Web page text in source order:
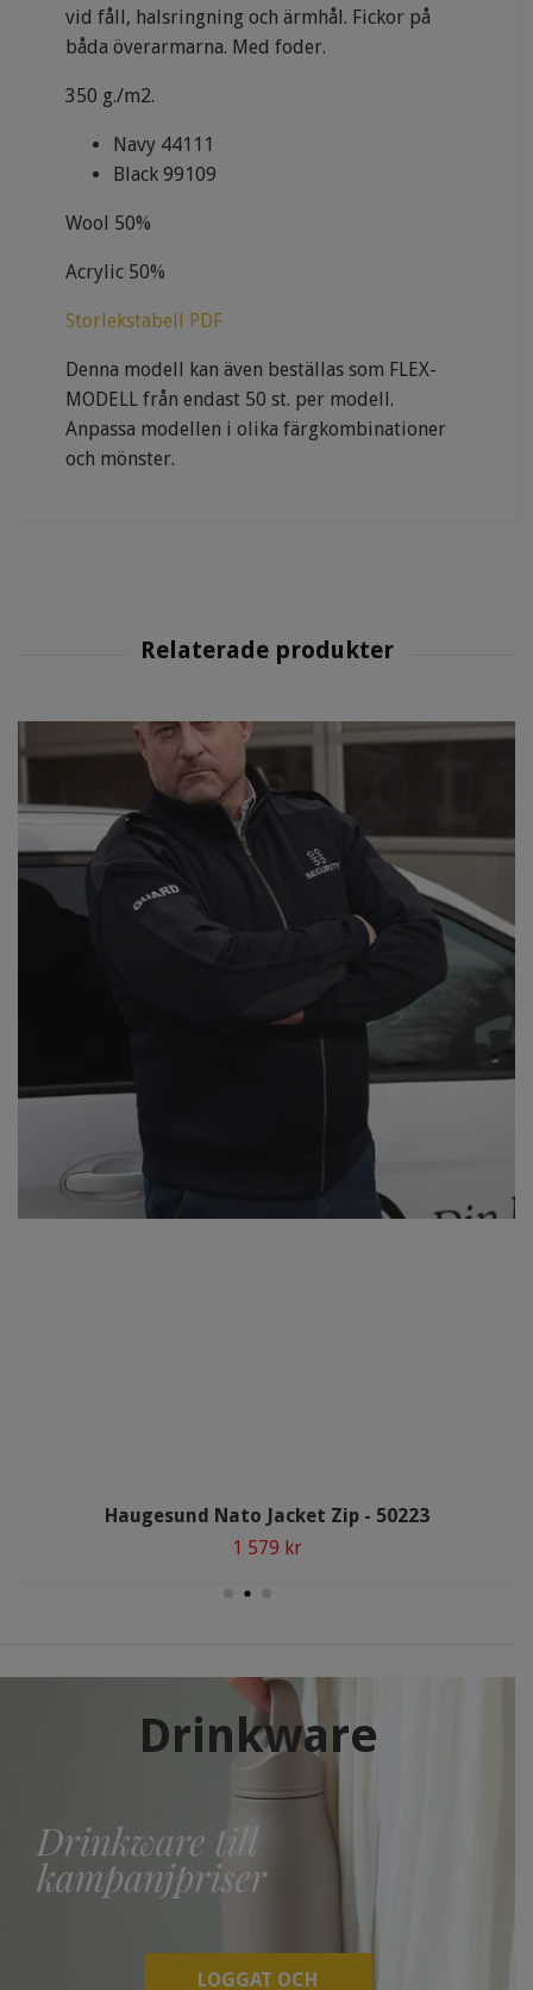
Drinkware
LOGGAT OCH
vid fåll, halsringning och ärmhål. Fickor på
båda överarmarna. Med foder.
350 g./m2.
Navy 44111
Black 99109
Wool 50%
Acrylic 50%
Storlekstabell PDF
Denna modell kan även beställas som FLEX-
MODELL från endast 50 st. per modell.
Anpassa modellen i olika färgkombinationer
och mönster.
Haugesund Nato Jacket Zip - 50223
1 579 kr